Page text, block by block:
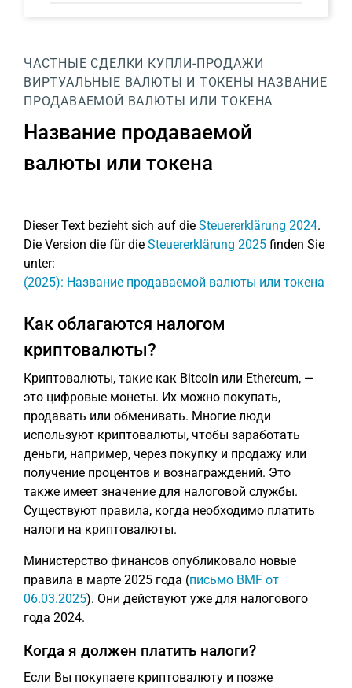
ЧАСТНЫЕ СДЕЛКИ КУПЛИ-ПРОДАЖИ
ВИРТУАЛЬНЫЕ ВАЛЮТЫ И ТОКЕНЫ НАЗВАНИЕ
ПРОДАВАЕМОЙ ВАЛЮТЫ ИЛИ ТОКЕНА
Название продаваемой
валюты или токена
Dieser Text bezieht sich auf die Steuererklärung 2024.
Die Version die für die Steuererklärung 2025 finden Sie
unter:
(2025): Название продаваемой валюты или токена
Как облагаются налогом
криптовалюты?
Криптовалюты, такие как Bitcoin или Ethereum, —
это цифровые монеты. Их можно покупать,
продавать или обменивать. Многие люди
используют криптовалюты, чтобы заработать
деньги, например, через покупку и продажу или
получение процентов и вознаграждений. Это
также имеет значение для налоговой службы.
Существуют правила, когда необходимо платить
налоги на криптовалюты.
Министерство финансов опубликовало новые
правила в марте 2025 года (письмо BMF от
06.03.2025). Они действуют уже для налогового
года 2024.
Когда я должен платить налоги?
Если Вы покупаете криптовалюту и позже